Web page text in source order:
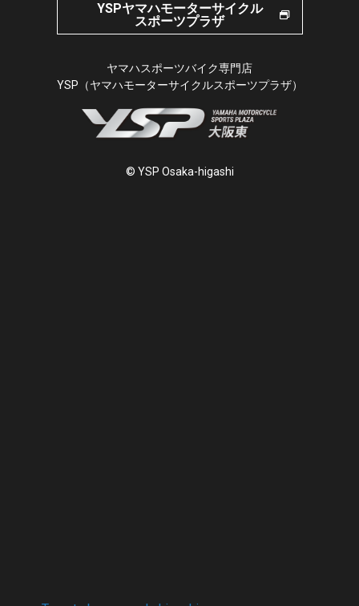
YSPヤマハモーターサイクル
スポーツプラザ
ヤマハスポーツバイク専門店
YSP（ヤマハモーターサイクルスポーツプラザ）
© YSP Osaka-higashi